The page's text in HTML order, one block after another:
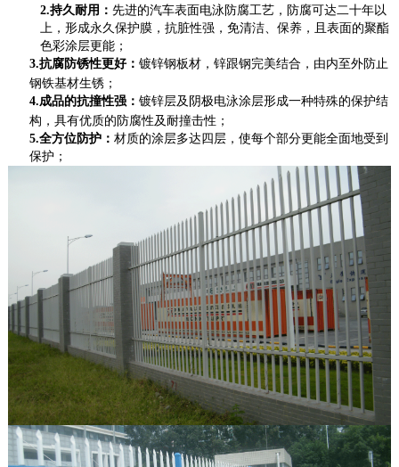
2.持久耐用： 先进的汽车表面电泳防腐工艺，防腐可达二十年以
上，形成永久保护膜，抗脏性强，免清洁、保养，且表面的聚酯
色彩涂层更能；
3.抗腐防锈性更好： 镀锌钢板材， 锌跟钢 完美结合 ， 由内至外防止
钢铁基材生锈；
4.成品的抗撞性强： 镀锌层及阴极电泳涂层形成一种特殊的保护结
构， 具有优质的防腐性及耐撞击性 ；
5.全方位防护： 材质的涂层多达四层，使每个部分更能全面地受到
保护；